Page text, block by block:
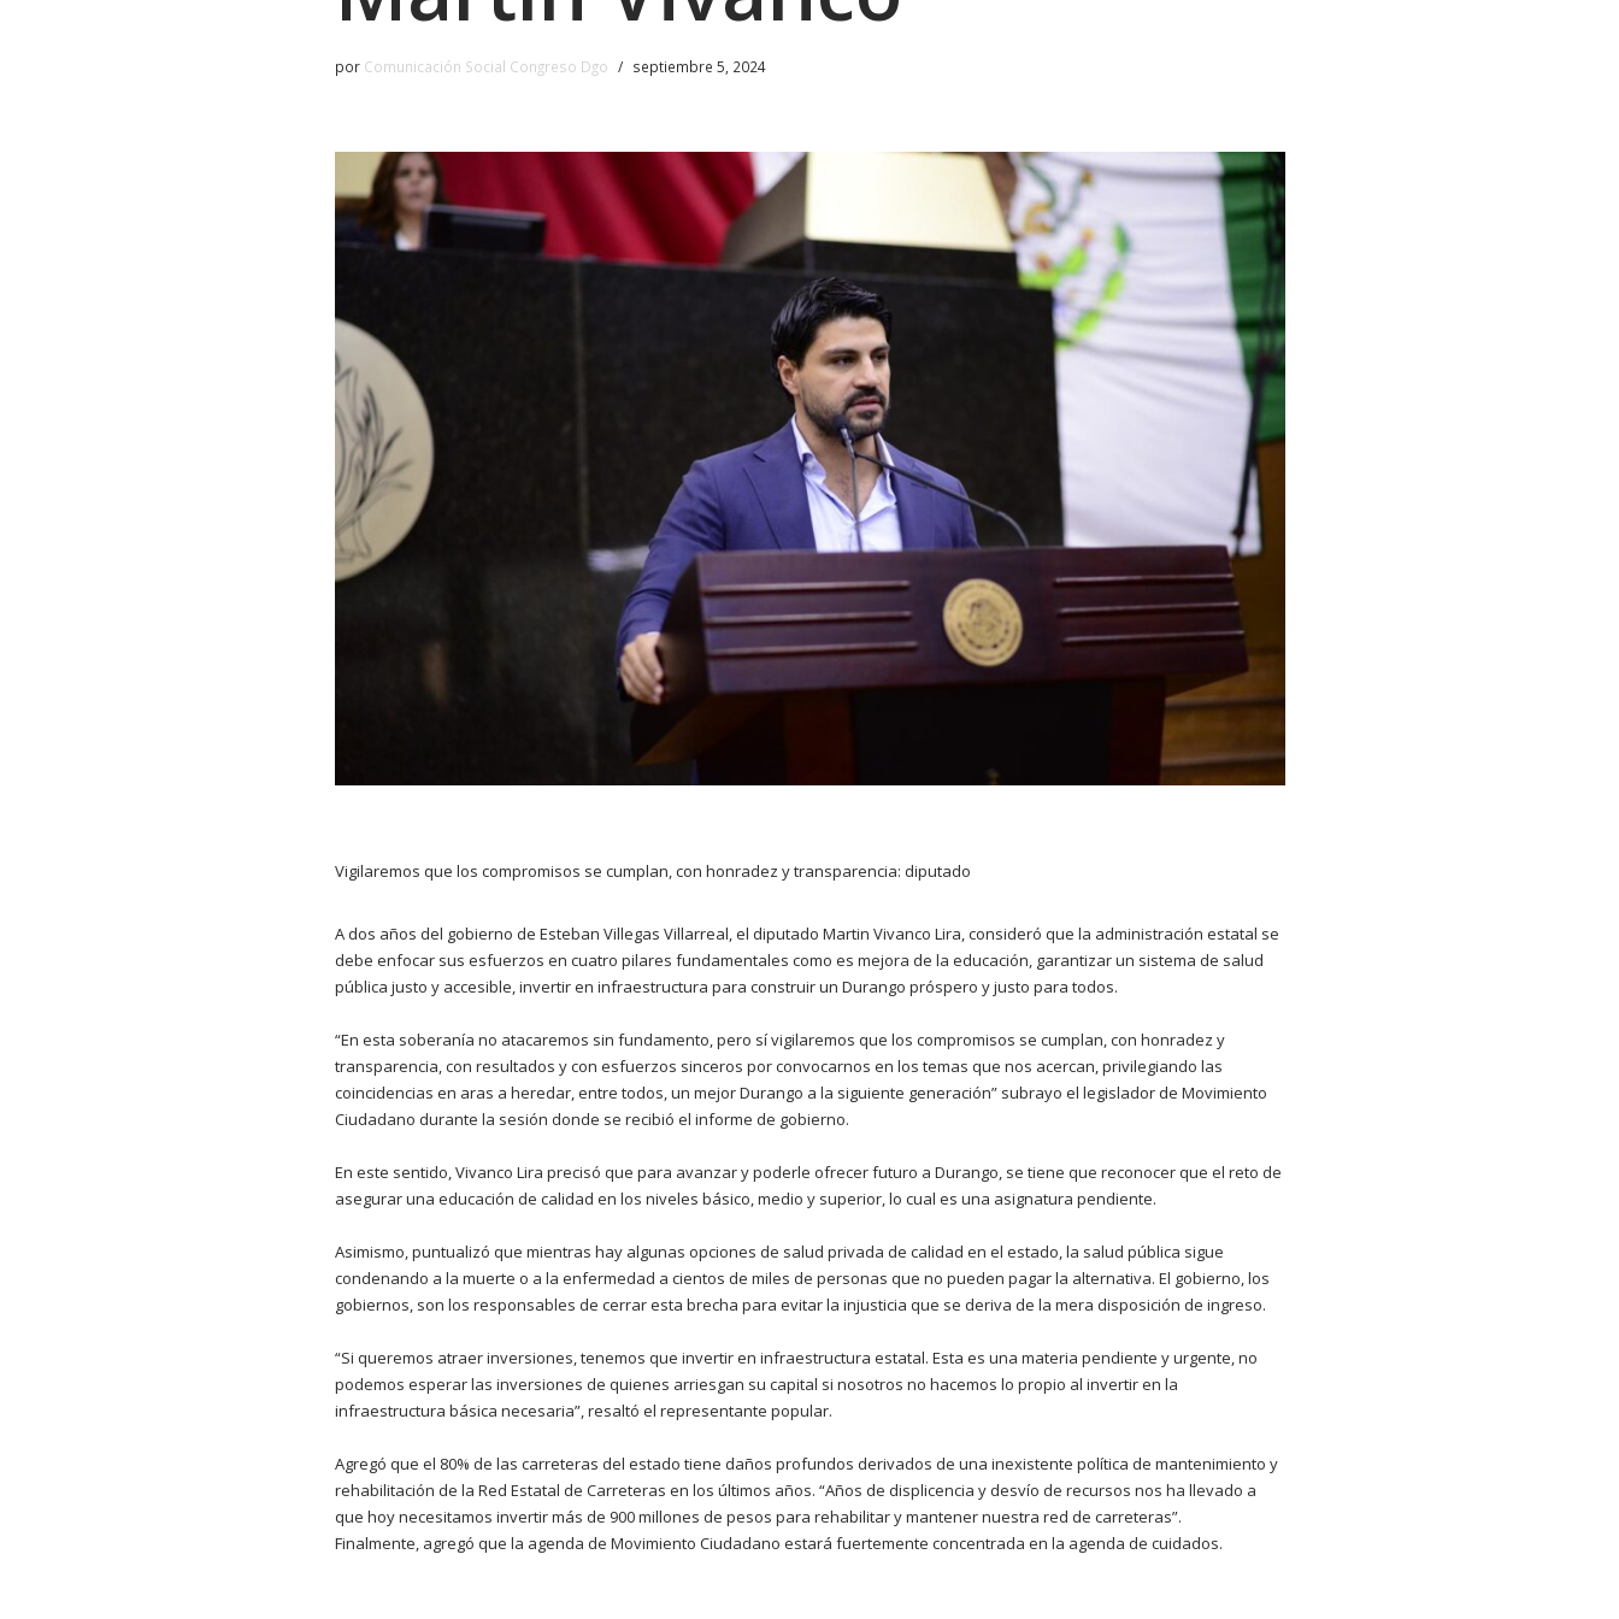
por Comunicación Social Congreso Dgo septiembre 5, 2024
Vigilaremos que los compromisos se cumplan, con honradez y transparencia: diputado
A dos años del gobierno de Esteban Villegas Villarreal, el diputado Martin Vivanco Lira, consideró que la administración estatal se
debe enfocar sus esfuerzos en cuatro pilares fundamentales como es mejora de la educación, garantizar un sistema de salud
pública justo y accesible, invertir en infraestructura para construir un Durango próspero y justo para todos.
“En esta soberanía no atacaremos sin fundamento, pero sí vigilaremos que los compromisos se cumplan, con honradez y
transparencia, con resultados y con esfuerzos sinceros por convocarnos en los temas que nos acercan, privilegiando las
coincidencias en aras a heredar, entre todos, un mejor Durango a la siguiente generación” subrayo el legislador de Movimiento
Ciudadano durante la sesión donde se recibió el informe de gobierno.
En este sentido, Vivanco Lira precisó que para avanzar y poderle ofrecer futuro a Durango, se tiene que reconocer que el reto de
asegurar una educación de calidad en los niveles básico, medio y superior, lo cual es una asignatura pendiente.
Asimismo, puntualizó que mientras hay algunas opciones de salud privada de calidad en el estado, la salud pública sigue
condenando a la muerte o a la enfermedad a cientos de miles de personas que no pueden pagar la alternativa. El gobierno, los
gobiernos, son los responsables de cerrar esta brecha para evitar la injusticia que se deriva de la mera disposición de ingreso.
“Si queremos atraer inversiones, tenemos que invertir en infraestructura estatal. Esta es una materia pendiente y urgente, no
podemos esperar las inversiones de quienes arriesgan su capital si nosotros no hacemos lo propio al invertir en la
infraestructura básica necesaria”, resaltó el representante popular.
Agregó que el 80% de las carreteras del estado tiene daños profundos derivados de una inexistente política de mantenimiento y
rehabilitación de la Red Estatal de Carreteras en los últimos años. “Años de displicencia y desvío de recursos nos ha llevado a
que hoy necesitamos invertir más de 900 millones de pesos para rehabilitar y mantener nuestra red de carreteras”.
Finalmente, agregó que la agenda de Movimiento Ciudadano estará fuertemente concentrada en la agenda de cuidados.